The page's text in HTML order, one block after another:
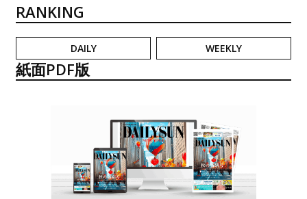
RANKING
DAILY WEEKLY
紙面PDF版